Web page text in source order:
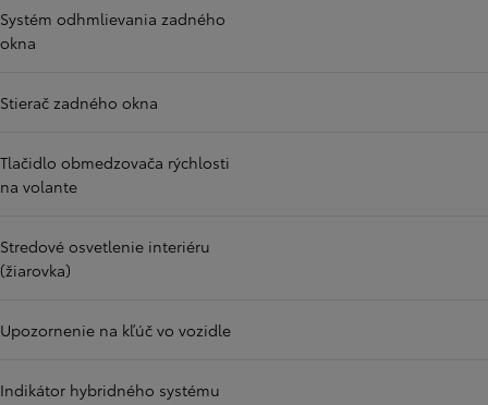
Systém odhmlievania zadného
okna
Stierač zadného okna
Tlačidlo obmedzovača rýchlosti
na volante
Stredové osvetlenie interiéru
(žiarovka)
Upozornenie na kľúč vo vozidle
Indikátor hybridného systému